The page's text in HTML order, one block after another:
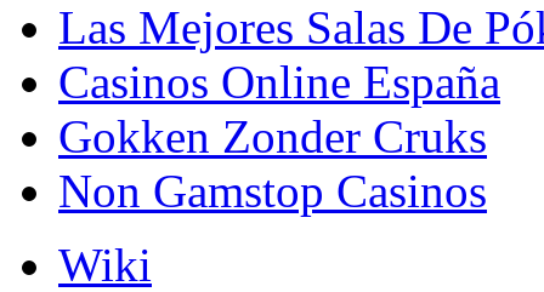
Las Mejores Salas De
Casinos Online España
Gokken Zonder Cruks
Non Gamstop Casinos
Wiki